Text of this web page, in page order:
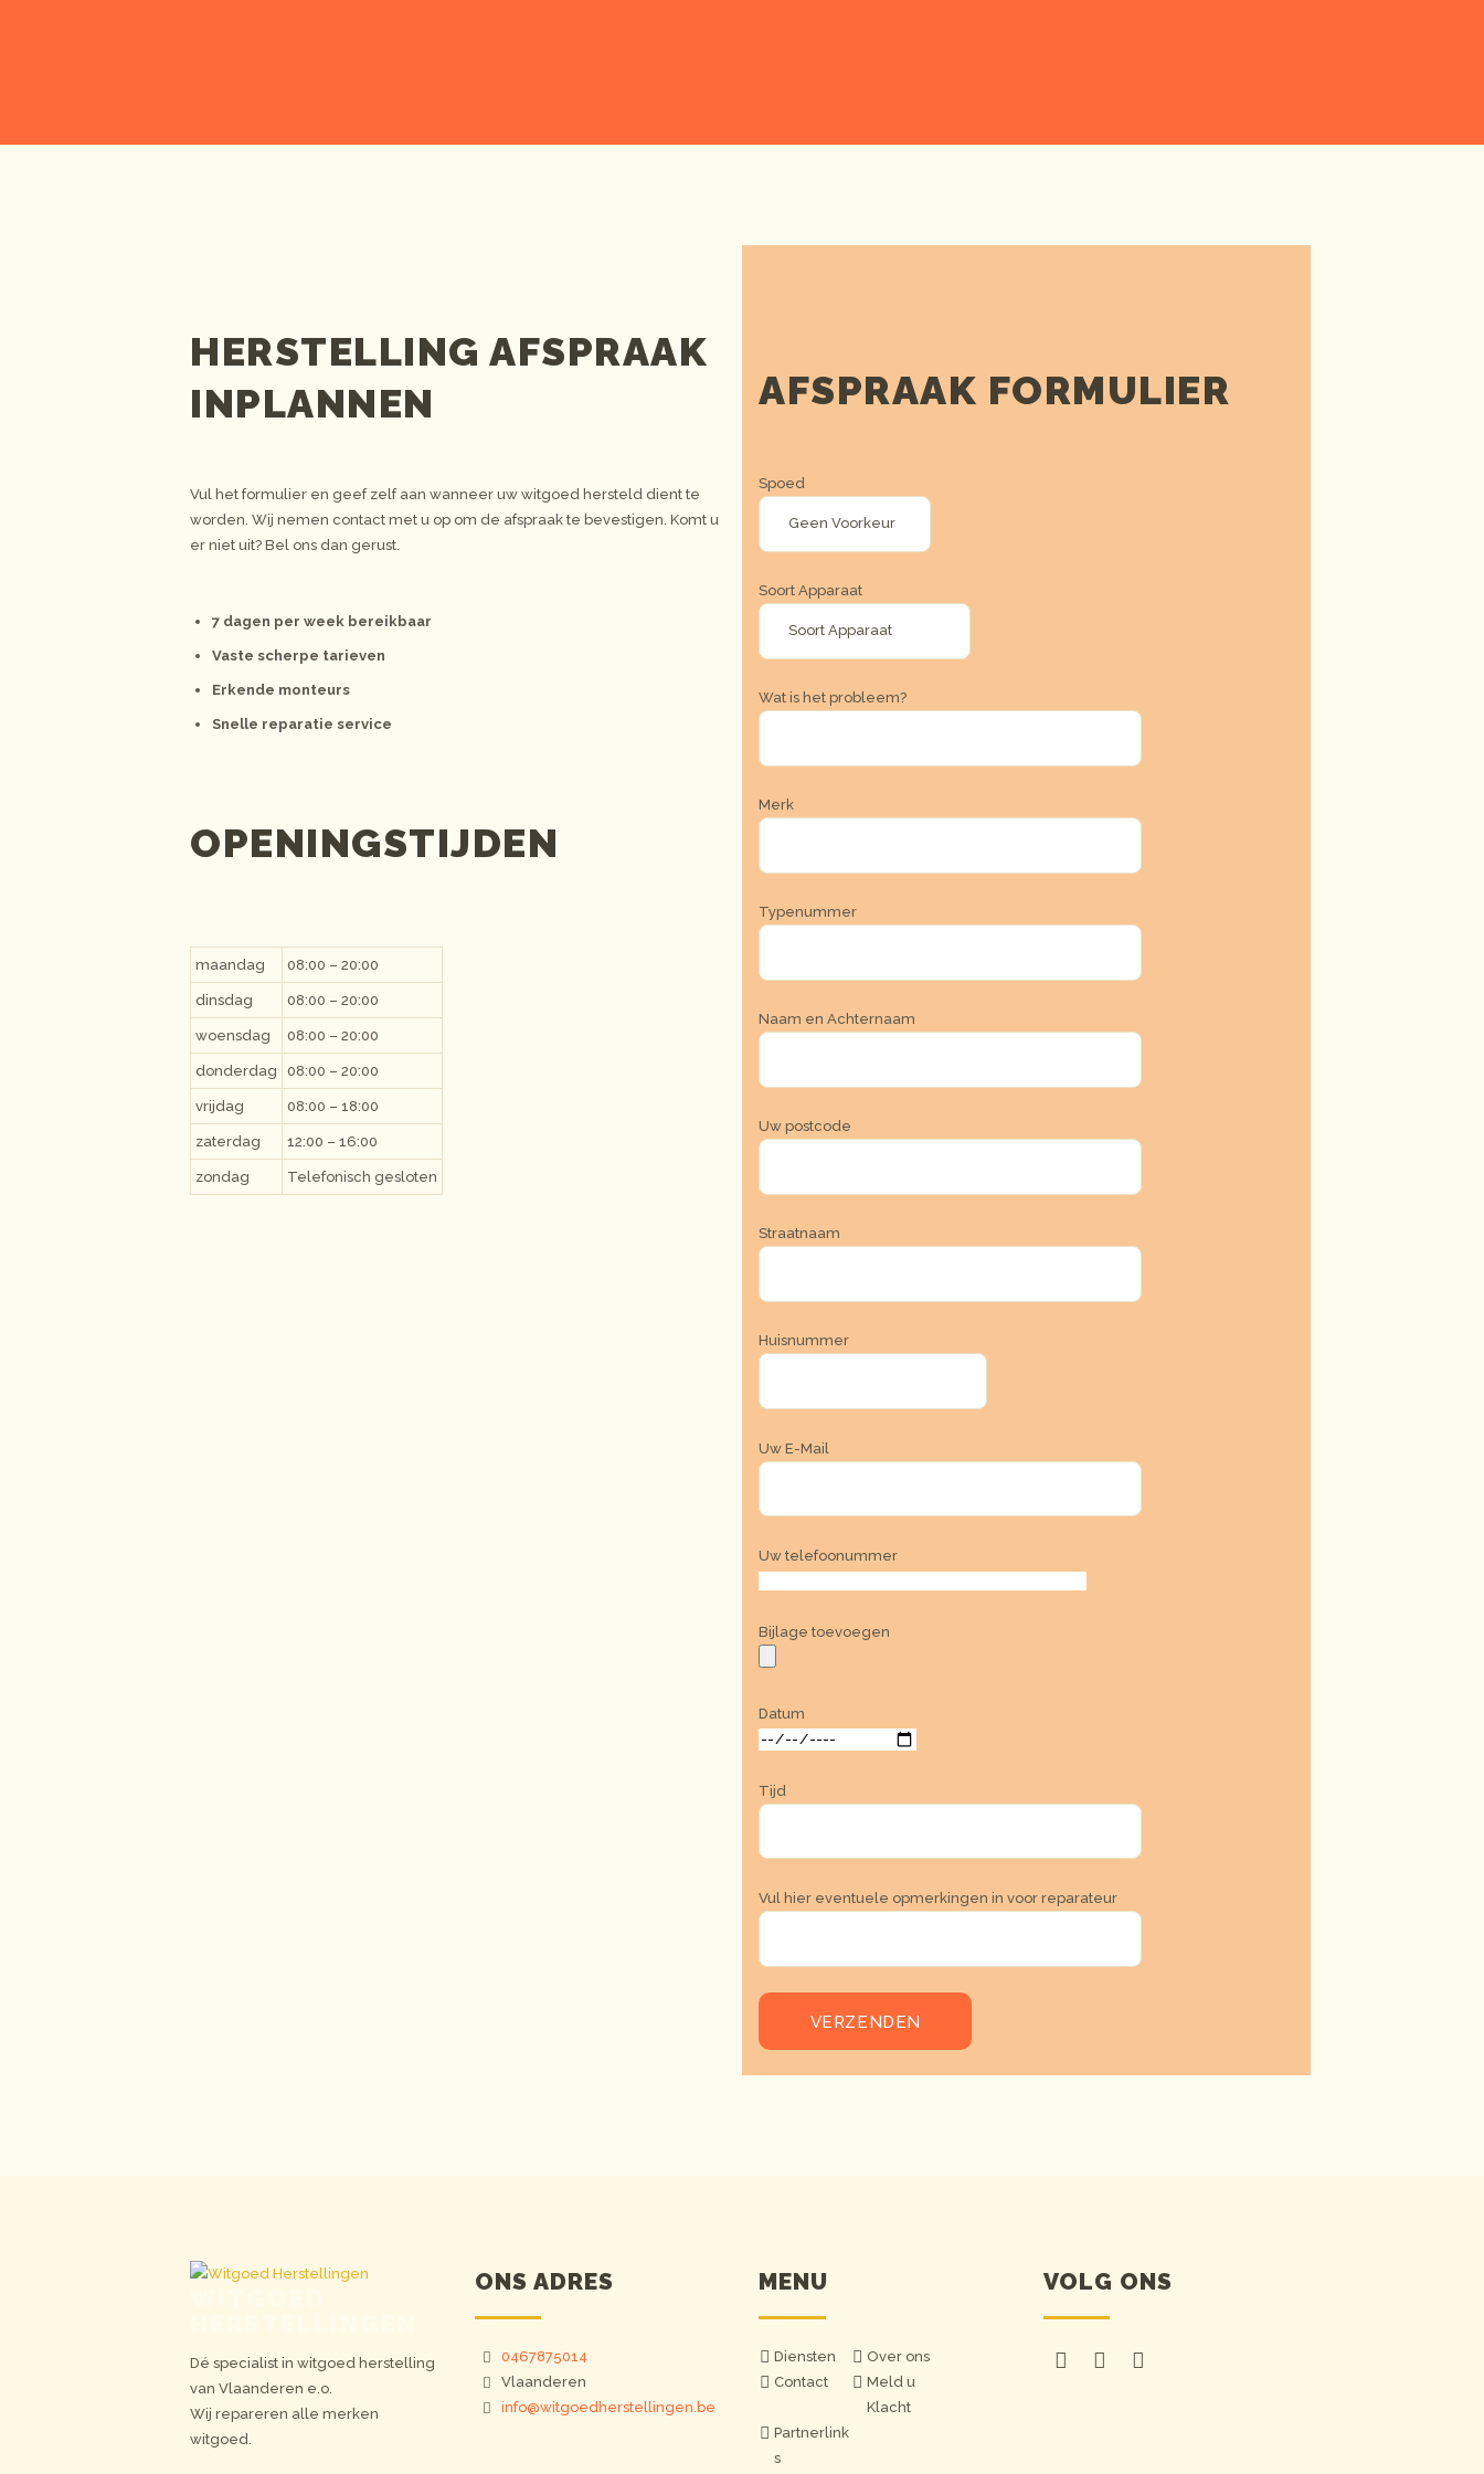
HERSTELLING AFSPRAAK
INPLANNEN
Vul het formulier en geef zelf aan wanneer uw witgoed hersteld dient te
worden. Wij nemen contact met u op om de afspraak te bevestigen. Komt u
er niet uit? Bel ons dan gerust.
7 dagen per week bereikbaar
Vaste scherpe tarieven
Erkende monteurs
Snelle reparatie service
OPENINGSTIJDEN
maandag 08:00 – 20:00
dinsdag 08:00 – 20:00
woensdag 08:00 – 20:00
donderdag 08:00 – 20:00
vrijdag 08:00 – 18:00
zaterdag 12:00 – 16:00
zondag Telefonisch gesloten
AFSPRAAK FORMULIER
Spoed
Soort Apparaat
Wat is het probleem?
Merk
Typenummer
Naam en Achternaam
Uw postcode
Straatnaam
Huisnummer
Uw E-Mail
Uw telefoonummer
Bijlage toevoegen
Datum
Tijd
Vul hier eventuele opmerkingen in voor reparateur
Dé specialist in witgoed herstelling
van Vlaanderen e.o.
Wij repareren alle merken
witgoed.
ONS ADRES
0467875014
Vlaanderen
info@witgoedherstellingen.be
MENU
Diensten
Over ons
Contact
Meld u
Klacht
Partnerlink
s
VOLG ONS